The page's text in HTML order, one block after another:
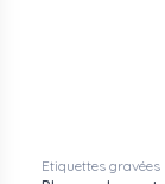
Etiquettes gravées